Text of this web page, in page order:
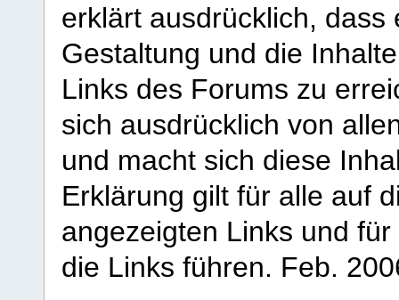
erklärt ausdrücklich,
Gestaltung und die
Links des Forums zu
sich ausdrücklich von
und macht sich diese
Erklärung gilt für alle auf
angezeigten Links und
die Links führen. Feb.